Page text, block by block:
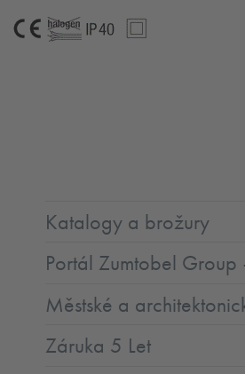
Katalogy a brožury
Portál Zumtobel
Městské a
Záruka 5 Let